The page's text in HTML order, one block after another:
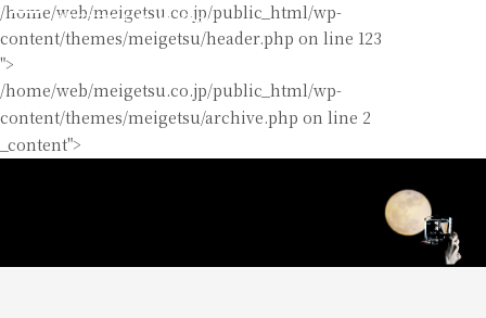
/home/web/meigetsu.co.jp/public_html/wp-
content/themes/meigetsu/header.php on line 123
">
/home/web/meigetsu.co.jp/public_html/wp-
content/themes/meigetsu/archive.php on line 2
_content">